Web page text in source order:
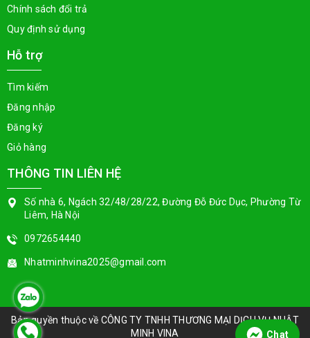
Chính sách đổi trả
Quy định sử dụng
Hỗ trợ
Tìm kiếm
Đăng nhập
Đăng ký
Giỏ hàng
THÔNG TIN LIÊN HỆ
Số nhà 6, Ngách 32/48/28/22, Đường Đỗ Đức Dục, Phường Từ
Liêm, Hà Nội
0972654440
Nhatminhvina2025@gmail.com
Bản quyền thuộc về CÔNG TY TNHH THƯƠNG MẠI DỊCH VỤ NHẬT
MINH VINA
Chat